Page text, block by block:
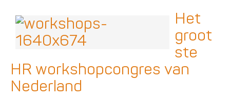
Het
groot
ste
HR workshopcongres van
Nederland